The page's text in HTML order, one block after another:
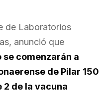
de Laboratorios
anunció que
comenzarán a
de Pilar 150
2 de la vacuna